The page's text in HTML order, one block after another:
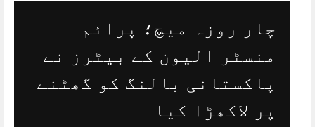
چار روزہ میچ؛ پرائم
منسٹر الیون کے بیٹرز نے
پاکستانی بالنگ کو گھٹنے
پر لاکھڑا کیا